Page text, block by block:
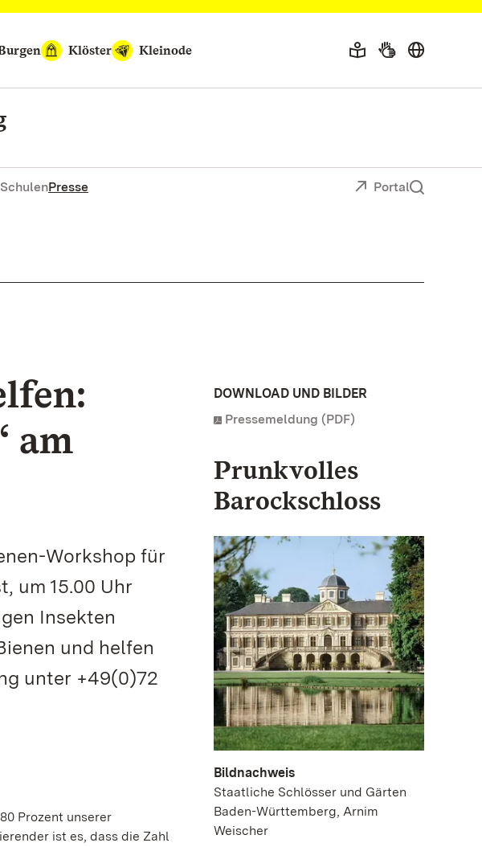
Klöster Kleinode
Presse Portal
am
Workshop für
um 15.00 Uhr
Insekten
und helfen
unter +49(0)72
Prozent unserer
ist es, dass die Zahl
DOWNLOAD UND BILDER
Pressemeldung (PDF)
Prunkvolles
Barockschloss
Bildnachweis
Staatliche Schlösser und Gärten
Baden-Württemberg, Arnim
Weischer